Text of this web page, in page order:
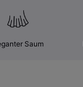
Saum